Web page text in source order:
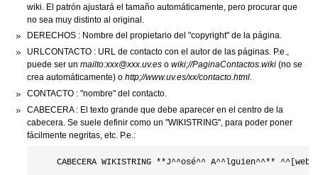
wiki. El patrón ajustará el tamaño automáticamente, pero procurar que
no sea muy distinto al original.
DERECHOS : Nombre del propietario del "copyright" de la página.
URLCONTACTO : URL de contacto con el autor de las páginas. P.e.,
puede ser un mailto:xxx@xxx.uv.eso wiki;//PaginaContactos.wiki(no se
crea automáticamente) o http;//www.uv.es/xx/contacto.html.
CONTACTO : "nombre" del contacto.
CABECERA : El texto grande que debe aparecer en el centro de la
cabecera. Se suele definir como un "WIKISTRING", para poder poner
fácilmente negritas, etc. P.e.: